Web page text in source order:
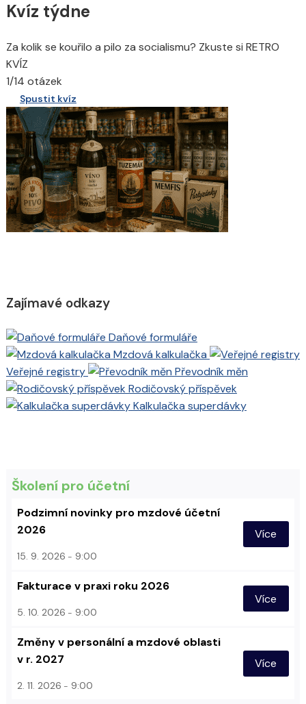
Kvíz týdne
Za kolik se kouřilo a pilo za socialismu? Zkuste si RETRO
KVÍZ
1/14 otázek
Spustit kvíz
Zajímavé odkazy
Daňové formuláře
Mzdová kalkulačka
Veřejné registry
Převodník měn
Rodičovský příspěvek
Kalkulačka superdávky
Školení pro účetní
Podzimní novinky pro mzdové účetní
2026
15. 9. 2026 9:00
Více
Fakturace v praxi roku 2026
5. 10. 2026 9:00
Více
Změny v personální a mzdové oblasti
v r. 2027
2. 11. 2026 9:00
Více